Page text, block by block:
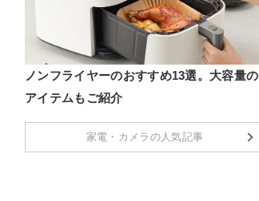
ノンフライヤーのおすすめ13選。大容量の
アイテムもご紹介
家電・カメラの人気記事